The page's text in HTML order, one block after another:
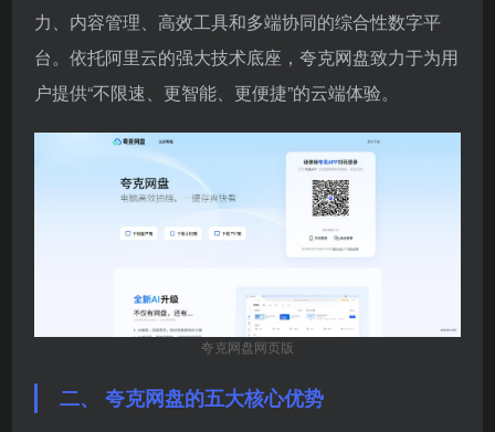
力、内容管理、高效工具和多端协同的综合性数字平
台。依托阿里云的强大技术底座，夸克网盘致力于为用
户提供“不限速、更智能、更便捷”的云端体验。
夸克网盘网页版
二、 夸克网盘的五大核心优势